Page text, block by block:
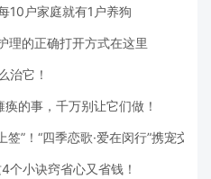
10户家庭就有1户养狗
理的正确打开方式在这里
治它！
的事，千万别让它们做！
签”！“四季恋歌·爱在闵行”携宠交友
个小诀窍省心又省钱！